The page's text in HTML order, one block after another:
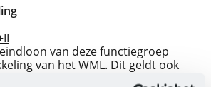
van deze functiegroep
van het WML. Dit geldt ook